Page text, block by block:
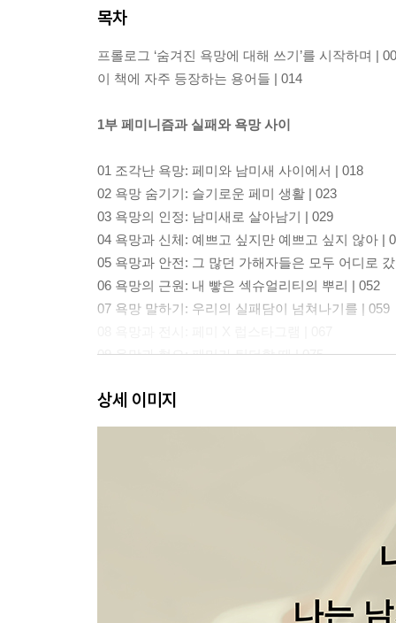
목차
프롤로그 ‘숨겨진 욕망에 대해 쓰기’를 시작하며 |
이 책에 자주 등장하는 용어들 | 014
1부 페미니즘과 실패와 욕망 사이
01 조각난 욕망: 페미와 남미새 사이에서 | 018
02 욕망 숨기기: 슬기로운 페미 생활 | 023
03 욕망의 인정: 남미새로 살아남기 | 029
04 욕망과 신체: 예쁘고 싶지만 예쁘고 싶지 않아 |
05 욕망과 안전: 그 많던 가해자들은 모두 어디로
06 욕망의 근원: 내 빻은 섹슈얼리티의 뿌리 | 052
07 욕망 말하기: 우리의 실패담이 넘쳐나기를 | 059
09 욕망과 혐오: 페미가 틴더할 때 | 075
11 욕망과 갈등: 그럼에도 불구하고 또 부딪히는 이
12 관계와 욕망: 사랑, 그거 어떻게 하는 건데 | 099
15 욕망과 퀴어: 남미새 게이와 남미새 헤녀의 연결
17 욕망과 대화: 페미니스트를 만난 남자들 | 136
상세 이미지